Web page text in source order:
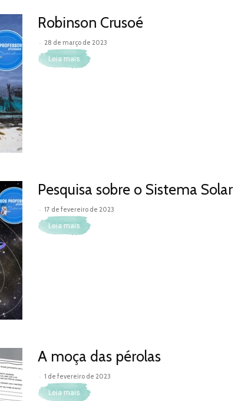
Robinson Crusoé
- 28 de março de 2023
Leia mais
Pesquisa sobre o Sistema Solar
- 17 de fevereiro de 2023
Leia mais
A moça das pérolas
- 1 de fevereiro de 2023
Leia mais